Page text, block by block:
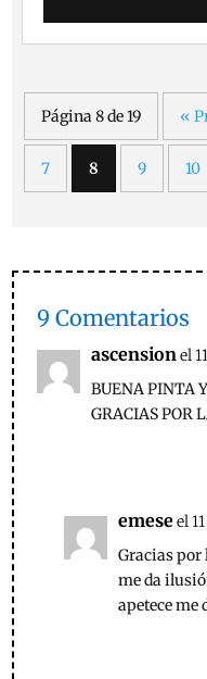
Página 8 de 19 «
7 8 9 10
9 Comentarios
ascension el
BUENA PINTA
GRACIAS POR
emeseel
Gracias por
me da
apetece me